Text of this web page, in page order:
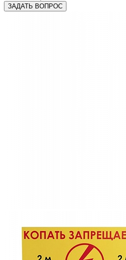
ЗАДАТЬ ВОПРОС